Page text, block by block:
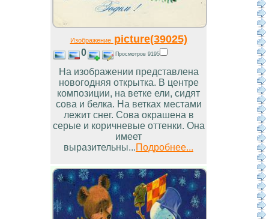
Изображениеpicture(39025)
0 Просмотров 9195
На изображении представлена
новогодняя открытка. В центре
композиции, на ветке ели, сидят
сова и белка. На ветках местами
лежит снег. Сова окрашена в
серые и коричневые оттенки. Она
имеет
выразительны...Подробнее...